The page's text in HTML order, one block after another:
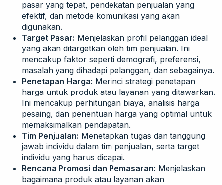
pasar yang tepat, pendekatan penjualan yang
efektif, dan metode komunikasi yang akan
digunakan.
Target Pasar: Menjelaskan profil pelanggan ideal
yang akan ditargetkan oleh tim penjualan. Ini
mencakup faktor seperti demografi, preferensi,
masalah yang dihadapi pelanggan, dan sebagainya.
Penetapan Harga: Merinci strategi penetapan
harga untuk produk atau layanan yang ditawarkan.
Ini mencakup perhitungan biaya, analisis harga
pesaing, dan penentuan harga yang optimal untuk
memaksimalkan pendapatan.
Tim Penjualan: Menetapkan tugas dan tanggung
jawab individu dalam tim penjualan, serta target
individu yang harus dicapai.
Rencana Promosi dan Pemasaran: Menjelaskan
bagaimana produk atau layanan akan